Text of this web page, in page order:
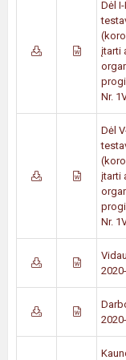
Dėl
įtarti
Nr.
Dėl
įtarti
Nr.